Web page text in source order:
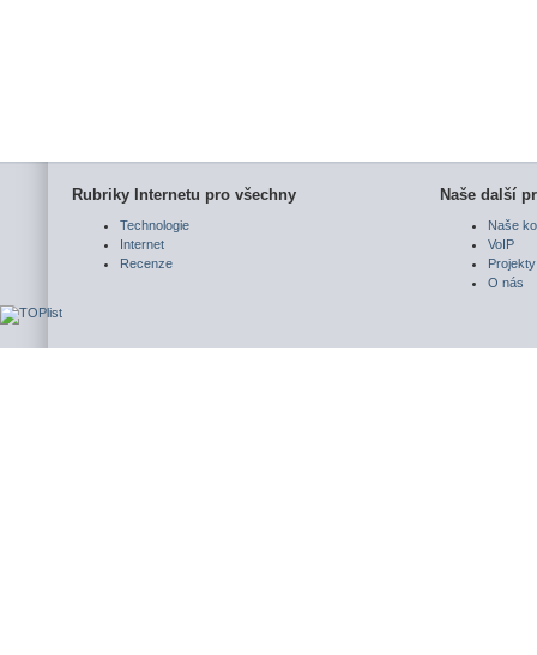
Rubriky Internetu pro všechny
Technologie
Internet
Recenze
Naše další
Naše
VoIP
Projekty
O nás